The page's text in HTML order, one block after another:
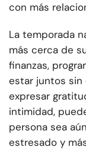
con más
La temporada
más cerca de
finanzas,
estar juntos sin
expresar
intimidad,
persona sea
estresado y